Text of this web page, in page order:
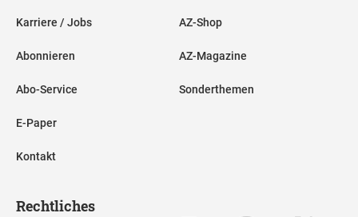
Karriere / Jobs
Abonnieren
Abo-Service
E-Paper
Kontakt
AZ-Shop
AZ-Magazine
Sonderthemen
Rechtliches